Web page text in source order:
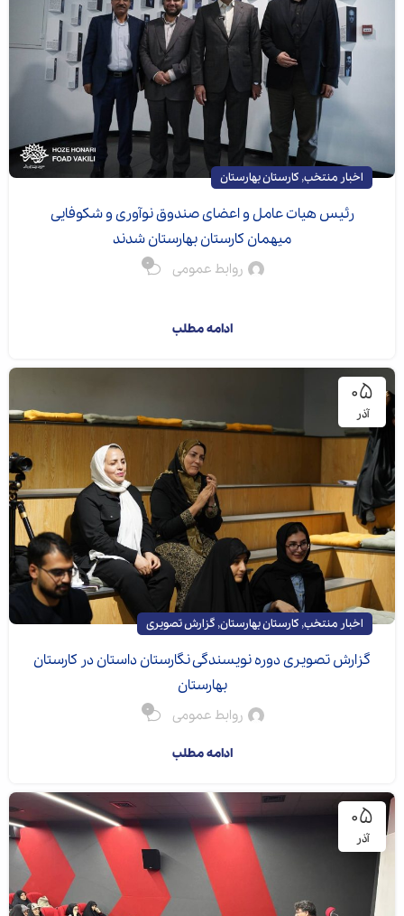
اخبار منتخب, کارستان بهارستان
رئیس هیات عامل و اعضای صندوق نوآوری و شکوفایی
میهمان کارستان بهارستان شدند
روابط عمومی 0
ادامه مطلب
۰۵
آذر
اخبار منتخب, کارستان بهارستان, گزارش تصویری
گزارش تصویری دوره نویسندگی نگارستان داستان در کارستان
بهارستان
روابط عمومی 0
ادامه مطلب
۰۵
آذر